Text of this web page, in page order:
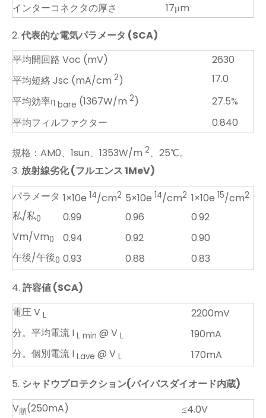
インターコネクタの厚さ
17μm
2. 代表的な電気パラメータ (SCA)
平均開回路 Voc (mV)
2630
平均短絡 Jsc (mA/cm 2)
17.0
平均効率η bare (1367W/m 2)
27.5%
平均フィルファクター
0.840
規格：AM0、1sun、1353W/m 2、25℃。
3. 放射線劣化 (フルエンス 1MeV)
パラメータ 1×10e 14/cm2 5×10e 14/cm2 1×10e 15/cm2
私/私0 0.99 0.96
0.92
Vm/Vm0 0.94 0.92
0.90
午後/午後0 0.93 0.88 0.83
4. 許容値 (SCA)
電圧 V L
2200mV
分。平均電流 I L min @ V L
190mA
分。個別電流 I Lave @ V L 170mA
5. シャドウプロテクション(バイパスダイオード内蔵)
V順(250mA)
≤4.0V